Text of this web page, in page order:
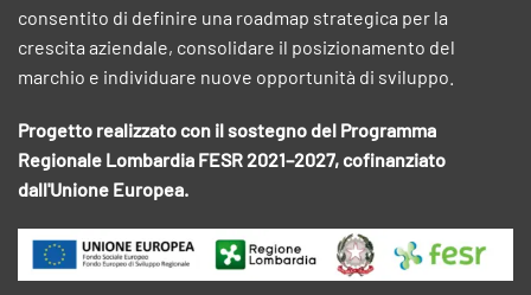
consentito di definire una roadmap strategica per la
crescita aziendale, consolidare il posizionamento del
marchio e individuare nuove opportunità di sviluppo.
Progetto realizzato con il sostegno del Programma
Regionale Lombardia FESR 2021–2027, cofinanziato
dall'Unione Europea.